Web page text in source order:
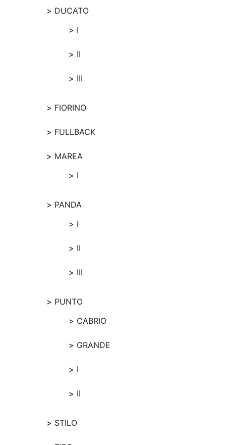
DUCATO
I
II
III
FIORINO
FULLBACK
MAREA
I
PANDA
I
II
III
PUNTO
CABRIO
GRANDE
I
II
STILO